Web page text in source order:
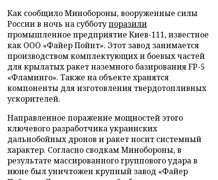
Как сообщило Минобороны, вооруженные силы
России в ночь на субботупоразили
промышленное предприятие Киев-111, известное
как ООО «Файер Пойнт». Этот завод занимается
производством комплектующих и боевых частей
для крылатых ракет наземного базирования FP-5
«Фламинго». Также на объекте хранятся
компоненты для изготовления твердотопливных
ускорителей.
Направленное поражение мощностей этого
ключевого разработчика украинских
дальнобойных дронов и ракет носит системный
характер. Согласно сводкам Минобороны, в
результате массированного группового удара в
июне был уничтожен крупный завод «Файер